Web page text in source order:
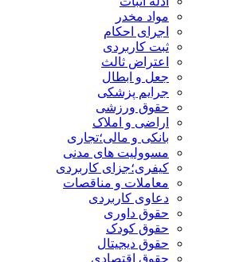
مواد مخدر
اجرای احکام
ثبت کاربردی
اعتراض ثالث
جعل و ابطال
جرایم پزشکی
حقوق ورزشی
اراضی و املاک
بانکی و مالی؛تجاری
مسوولیت های مدنی
کیفری؛جزای کاربردی
معاملات و مناقصات
دعاوی کاربردی
حقوق داوری
حقوق کودک
حقوق دیجیتال
حقوق اقتصادی